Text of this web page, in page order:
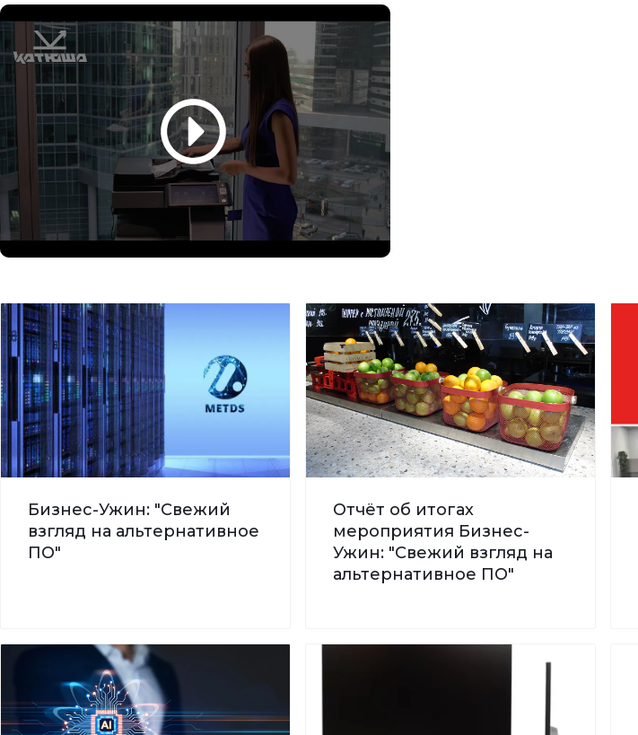
Бизнес-Ужин: "Свежий
взгляд на альтернативное
ПО"
Отчёт об итогах
мероприятия Бизнес-
Ужин: "Свежий взгляд на
альтернативное ПО"